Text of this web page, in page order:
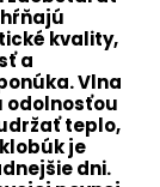
kvality,
a
Vlna
odolnosťou
teplo,
je
dni.